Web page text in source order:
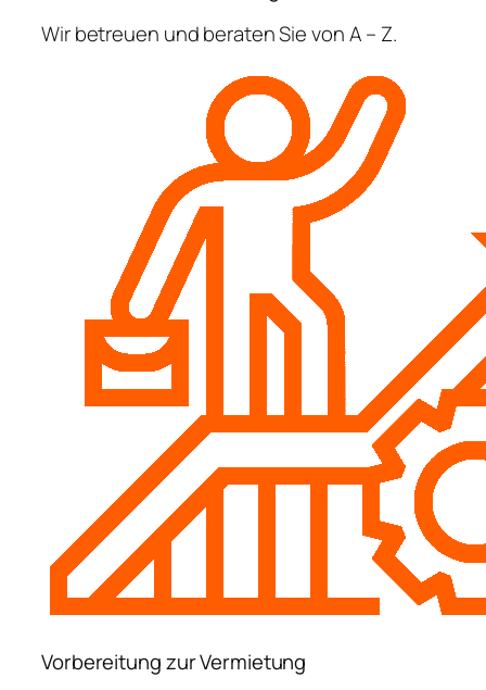
Wir betreuen und beraten Sie von A – Z.
Vorbereitung zur Vermietung